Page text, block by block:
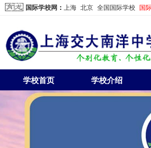
国际学校网 ： 上海 北京 全国国际学校 国
学校首页 学校介绍